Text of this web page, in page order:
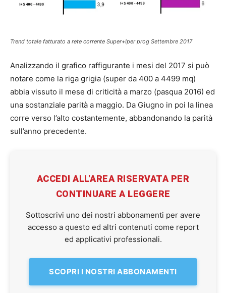
Trend totale fatturato a rete corrente Super+Iper prog Settembre 2017
Analizzando il grafico raffigurante i mesi del 2017 si può
notare come la riga grigia (super da 400 a 4499 mq)
abbia vissuto il mese di criticità a marzo (pasqua 2016) ed
una sostanziale parità a maggio. Da Giugno in poi la linea
corre verso l’alto costantemente, abbandonando la parità
sull’anno precedente.
ACCEDI ALL'AREA RISERVATA PER
CONTINUARE A LEGGERE
Sottoscrivi uno dei nostri abbonamenti per avere
accesso a questo ed altri contenuti come report
ed applicativi professionali.
SCOPRI I NOSTRI ABBONAMENTI